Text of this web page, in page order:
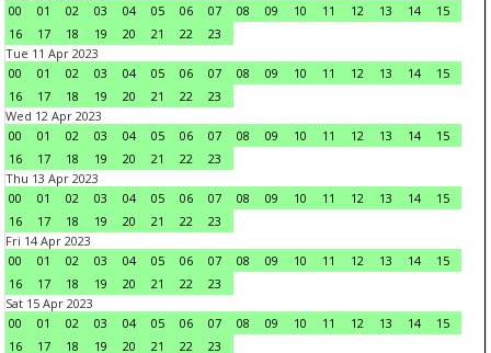
00
01 02 03 04 05 06 07 08 09 10 11 12 13 14
15
16
17 18 19 20 21 22
23
Tue 11 Apr 2023
00
01 02 03 04 05 06 07 08 09 10 11 12 13 14
15
16
17 18 19 20 21 22
23
Wed 12 Apr 2023
00
01 02 03 04 05 06 07 08 09 10 11 12 13 14
15
16
17 18 19 20 21 22
23
Thu 13 Apr 2023
00
01 02 03 04 05 06 07 08 09 10 11 12 13 14
15
16
17 18 19 20 21 22
23
Fri 14 Apr 2023
00
01 02 03 04 05 06 07 08 09 10 11 12 13 14
15
16
17 18 19 20 21 22
23
Sat 15 Apr 2023
00
01 02 03 04 05 06 07 08 09 10 11 12 13 14
15
16
17 18 19 20 21 22
23